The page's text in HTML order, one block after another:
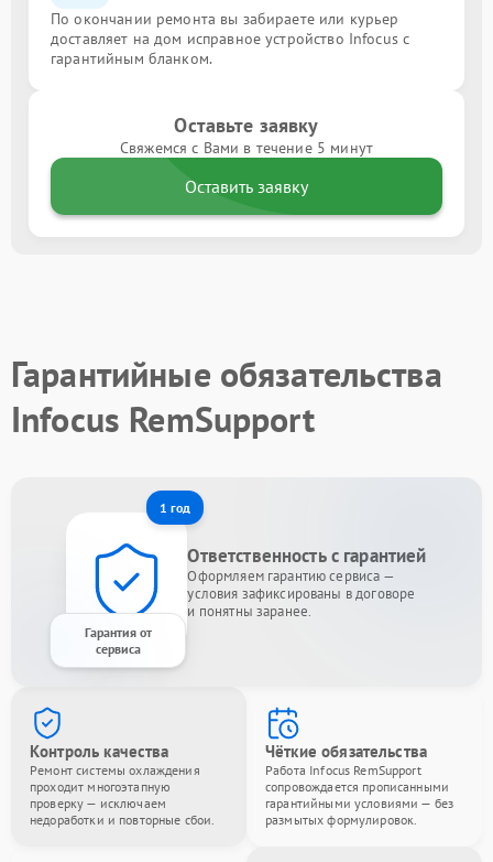
По окончании ремонта вы забираете или курьер
доставляет на дом исправное устройство Infocus с
гарантийным бланком.
Оставьте заявку
Свяжемся с Вами в течение 5 минут
Оставить заявку
Гарантийные обязательства
Infocus RemSupport
1 год
Гарантия от
сервиса
Ответственность с гарантией
Оформляем гарантию сервиса —
условия зафиксированы в договоре
и понятны заранее.
Контроль качества
Ремонт системы охлаждения
проходит многоэтапную
проверку — исключаем
недоработки и повторные сбои.
Чёткие обязательства
Работа Infocus RemSupport
сопровождается прописанными
гарантийными условиями — без
размытых формулировок.